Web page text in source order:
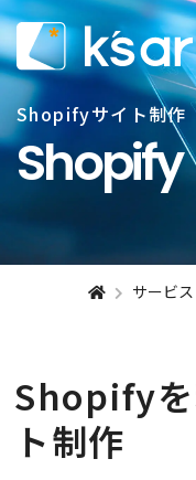
Shopifyサイト制作
Shopify
サービス
Shopify
ト制作